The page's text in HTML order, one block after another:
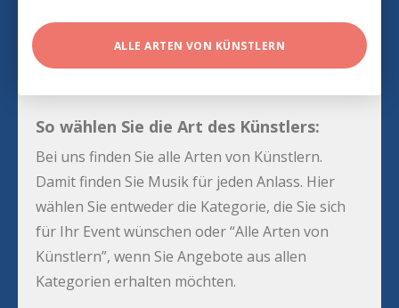
ALLE ARTEN VON KÜNSTLERN
So wählen Sie die Art des Künstlers:
Bei uns finden Sie alle Arten von Künstlern.
Damit finden Sie Musik für jeden Anlass. Hier
wählen Sie entweder die Kategorie, die Sie sich
für Ihr Event wünschen oder “Alle Arten von
Künstlern”, wenn Sie Angebote aus allen
Kategorien erhalten möchten.